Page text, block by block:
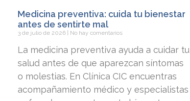
Medicina preventiva: cuida tu bienestar
antes de sentirte mal
3 de julio de 2026 No hay comentarios
La medicina preventiva ayuda a cuidar tu
salud antes de que aparezcan síntomas
o molestias. En Clínica CIC encuentras
acompañamiento médico y especialistas